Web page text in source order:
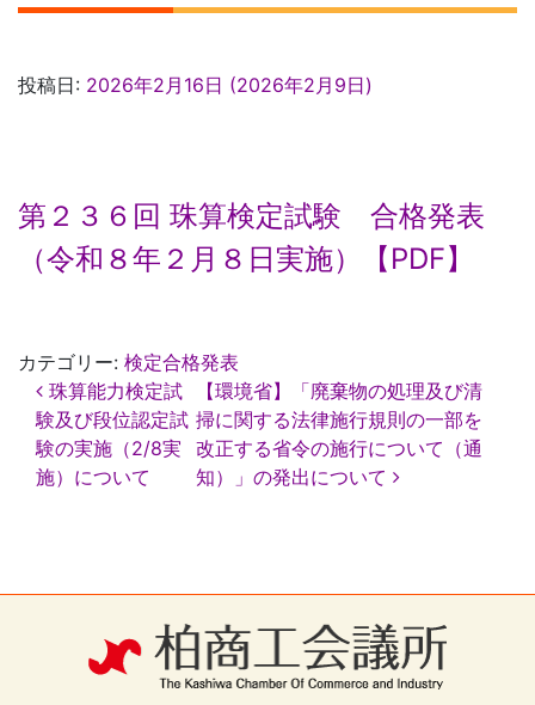
投稿日: 2026年2月16日 (2026年2月9日)
第２３６回 珠算検定試験 合格発表
（令和８年２月８日実施）【PDF】
カテゴリー: 検定合格発表
投
稿
ナ
ビ
ゲ
珠算能力検定試
験及び段位認定試
験の実施（2/8実
施）について
【環境省】「廃棄物の処理及び清
掃に関する法律施行規則の一部を
改正する省令の施行について（通
知）」の発出について